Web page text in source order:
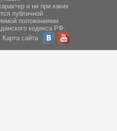
и ни при каких
публичной
положениями
кодекса РФ.
Карта сайта